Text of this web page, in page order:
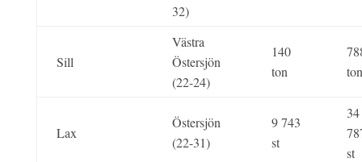
32)
Sill
Västra
Östersjön
(22-24)
140
ton
ton
Lax
Östersjön
(22-31)
9 743
st
34
st